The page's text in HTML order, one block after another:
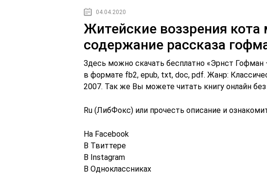
04.04.2020
Житейские воззрения кота
содержание рассказа
Здесь можно скачать бесплатно «Эрнст
в формате fb2, epub, txt, doc, pdf. Жанр:
2007. Так же Вы можете читать книгу онлайн без
Ru (ЛибФокс) или прочесть описание и
На Facebook
В Твиттере
В Instagram
В Одноклассниках